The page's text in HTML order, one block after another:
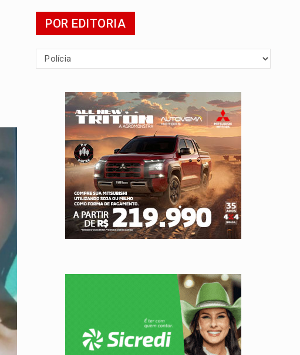
POR EDITORIA